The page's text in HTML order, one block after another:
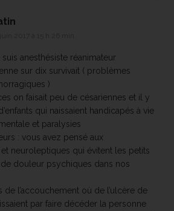
suis anesthésiste réanimateur
sur dix survivait ( problèmes
)
on faisait peu de césariennes et il y
qui naissaient handicapés à vie
et paralysies
: vous avez pensé aux
neuroleptiques qui évitent les petits
douleur psychiques dans nos
de l’accouchement où de l’ulcère de
par faire décéder la personne